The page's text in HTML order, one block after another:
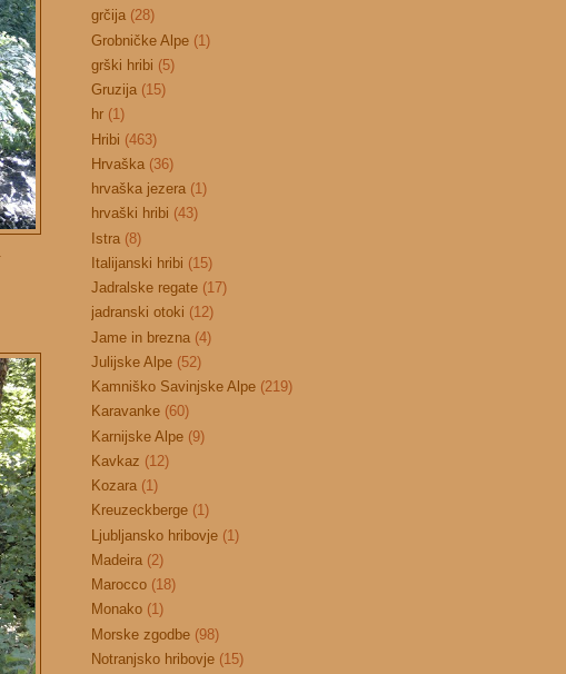
grčija (28)
Grobničke Alpe (1)
grški hribi (5)
Gruzija (15)
hr (1)
Hribi (463)
Hrvaška (36)
hrvaška jezera (1)
hrvaški hribi (43)
Istra (8)
Italijanski hribi (15)
Jadralske regate (17)
jadranski otoki (12)
Jame in brezna (4)
Julijske Alpe (52)
Kamniško Savinjske Alpe (219)
Karavanke (60)
Karnijske Alpe (9)
Kavkaz (12)
Kozara (1)
Kreuzeckberge (1)
Ljubljansko hribovje (1)
Madeira (2)
Marocco (18)
Monako (1)
Morske zgodbe (98)
Notranjsko hribovje (15)